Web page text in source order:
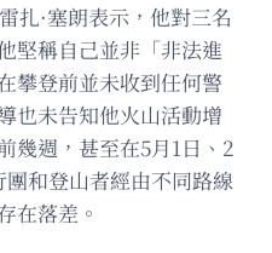
扎·塞朗表示，他對三名
堅稱自己並非「非法進
攀登前並未收到任何警
也未告知他火山活動增
幾週，甚至在5月1日、2
和登山者經由不同路線
在落差。